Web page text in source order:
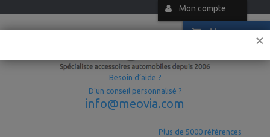
×
Mon compte
Mon panier
Besoin d’aide ?
D’un conseil personnalisé ?
info@meovia.com
Plus de 5000 références